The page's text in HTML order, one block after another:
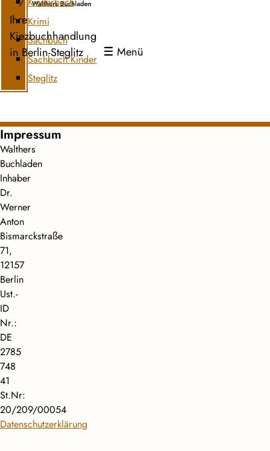
Ihre
Kiezbuchhandlung
in Berlin-Steglitz
Menü
Krimi
Sachbuch
Sachbuch Kinder
Steglitz
Impressum
Walthers
Buchladen
Inhaber
Dr.
Werner
Anton
Bismarckstraße
71,
12157
Berlin
Ust.-
ID
Nr.:
DE
2785
748
41
St.Nr:
20/209/00054
Datenschutzerklärung